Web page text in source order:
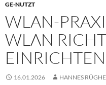
GE-NUTZT
WLAN-
WLAN
EINRICHTEN
16.01.2026 HANNES